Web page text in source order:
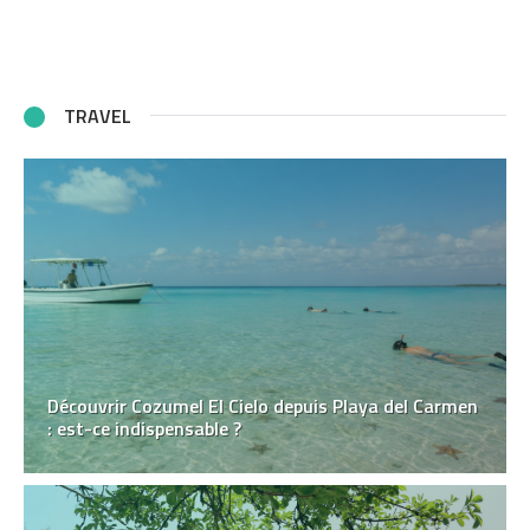
TRAVEL
Découvrir Cozumel El Cielo depuis Playa del Carmen
: est-ce indispensable ?